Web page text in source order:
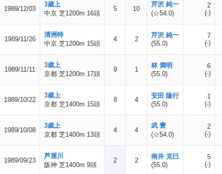
1989/12/03
3歳上
中京 芝1200m 16頭
5 10
芹沢 純一
(☆54.0)
2
(-)
1989/11/26
清洲特
中京 芝1200m 15頭
4 2
芹沢 純一
(55.0)
7
(-)
1989/11/11
3歳上
京都 芝1200m 17頭
9 1
林 満明
(55.0)
6
(-)
1989/10/22
3歳上
京都 芝1400m 15頭
8 4
安田 隆行
(55.0)
1
(-)
1989/10/08
3歳上
京都 芝1400m 13頭
4 4
武 豊
(☆54.0)
2
(-)
1989/09/23
芦屋川
阪神 芝1400m 9頭
2 2
南井 克巳
(55.0)
5
(-)